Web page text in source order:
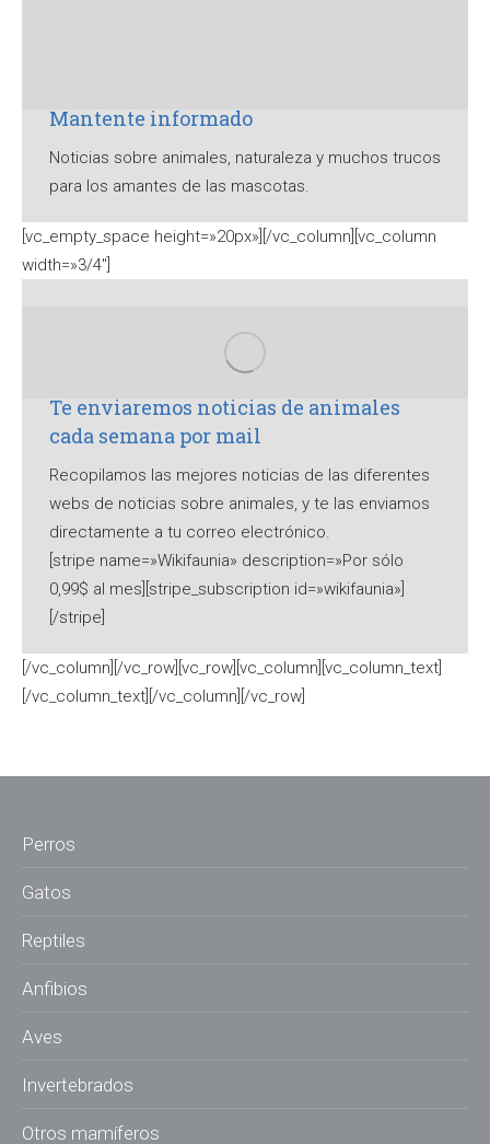
Mantente informado
Noticias sobre animales, naturaleza y muchos trucos
para los amantes de las mascotas.
[vc_empty_space height=»20px»][/vc_column][vc_column
width=»3/4″]
Te enviaremos noticias de animales
cada semana por mail
Recopilamos las mejores noticias de las diferentes
webs de noticias sobre animales, y te las enviamos
directamente a tu correo electrónico.
[stripe name=»Wikifaunia» description=»Por sólo
0,99$ al mes][stripe_subscription id=»wikifaunia»]
[/stripe]
[/vc_column][/vc_row][vc_row][vc_column][vc_column_text]
[/vc_column_text][/vc_column][/vc_row]
Perros
Gatos
Reptiles
Anfibios
Aves
Invertebrados
Otros mamíferos